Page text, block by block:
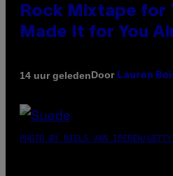
Rock Mixtape for
Made It for You
14 uur geledenDoor Lauren
PHOTO BY NIELS VAN IPEREN/